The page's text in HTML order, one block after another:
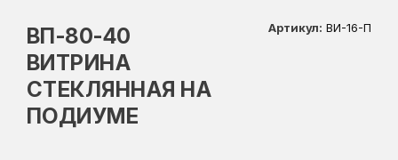
ВП-80-40
ВИТРИНА
СТЕКЛЯННАЯ НА
ПОДИУМЕ
Артикул: ВИ-16-П